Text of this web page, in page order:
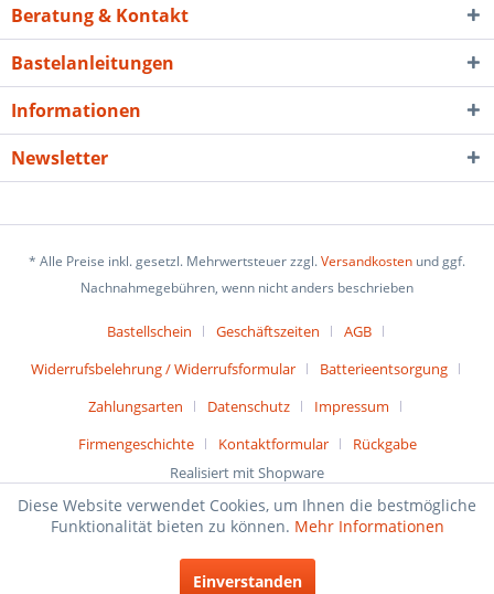
Beratung & Kontakt
Bastelanleitungen
Informationen
Newsletter
* Alle Preise inkl. gesetzl. Mehrwertsteuer zzgl.Versandkosten und ggf.
Nachnahmegebühren, wenn nicht anders beschrieben
Bastellschein Geschäftszeiten
AGB
Widerrufsbelehrung / Widerrufsformular
Batterieentsorgung
Zahlungsarten
Datenschutz
Impressum
Firmengeschichte
Kontaktformular
Rückgabe
Realisiert mit Shopware
Diese Website verwendet Cookies, um Ihnen die bestmögliche
Funktionalität bieten zu können. Mehr Informationen
Einverstanden